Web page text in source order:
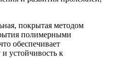
покрытая методом
полимерными
обеспечивает
устойчивость к